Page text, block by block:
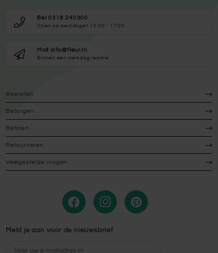
Bel 0318 240300
Open op werkdagen 10:00 - 17:00
Mail info@fleur.nl
Binnen één werkdag reactie
Bestellen
Bezorgen
Betalen
Retourneren
Veelgestelde vragen
Meld je aan voor de nieuwsbrief
E-mailadres